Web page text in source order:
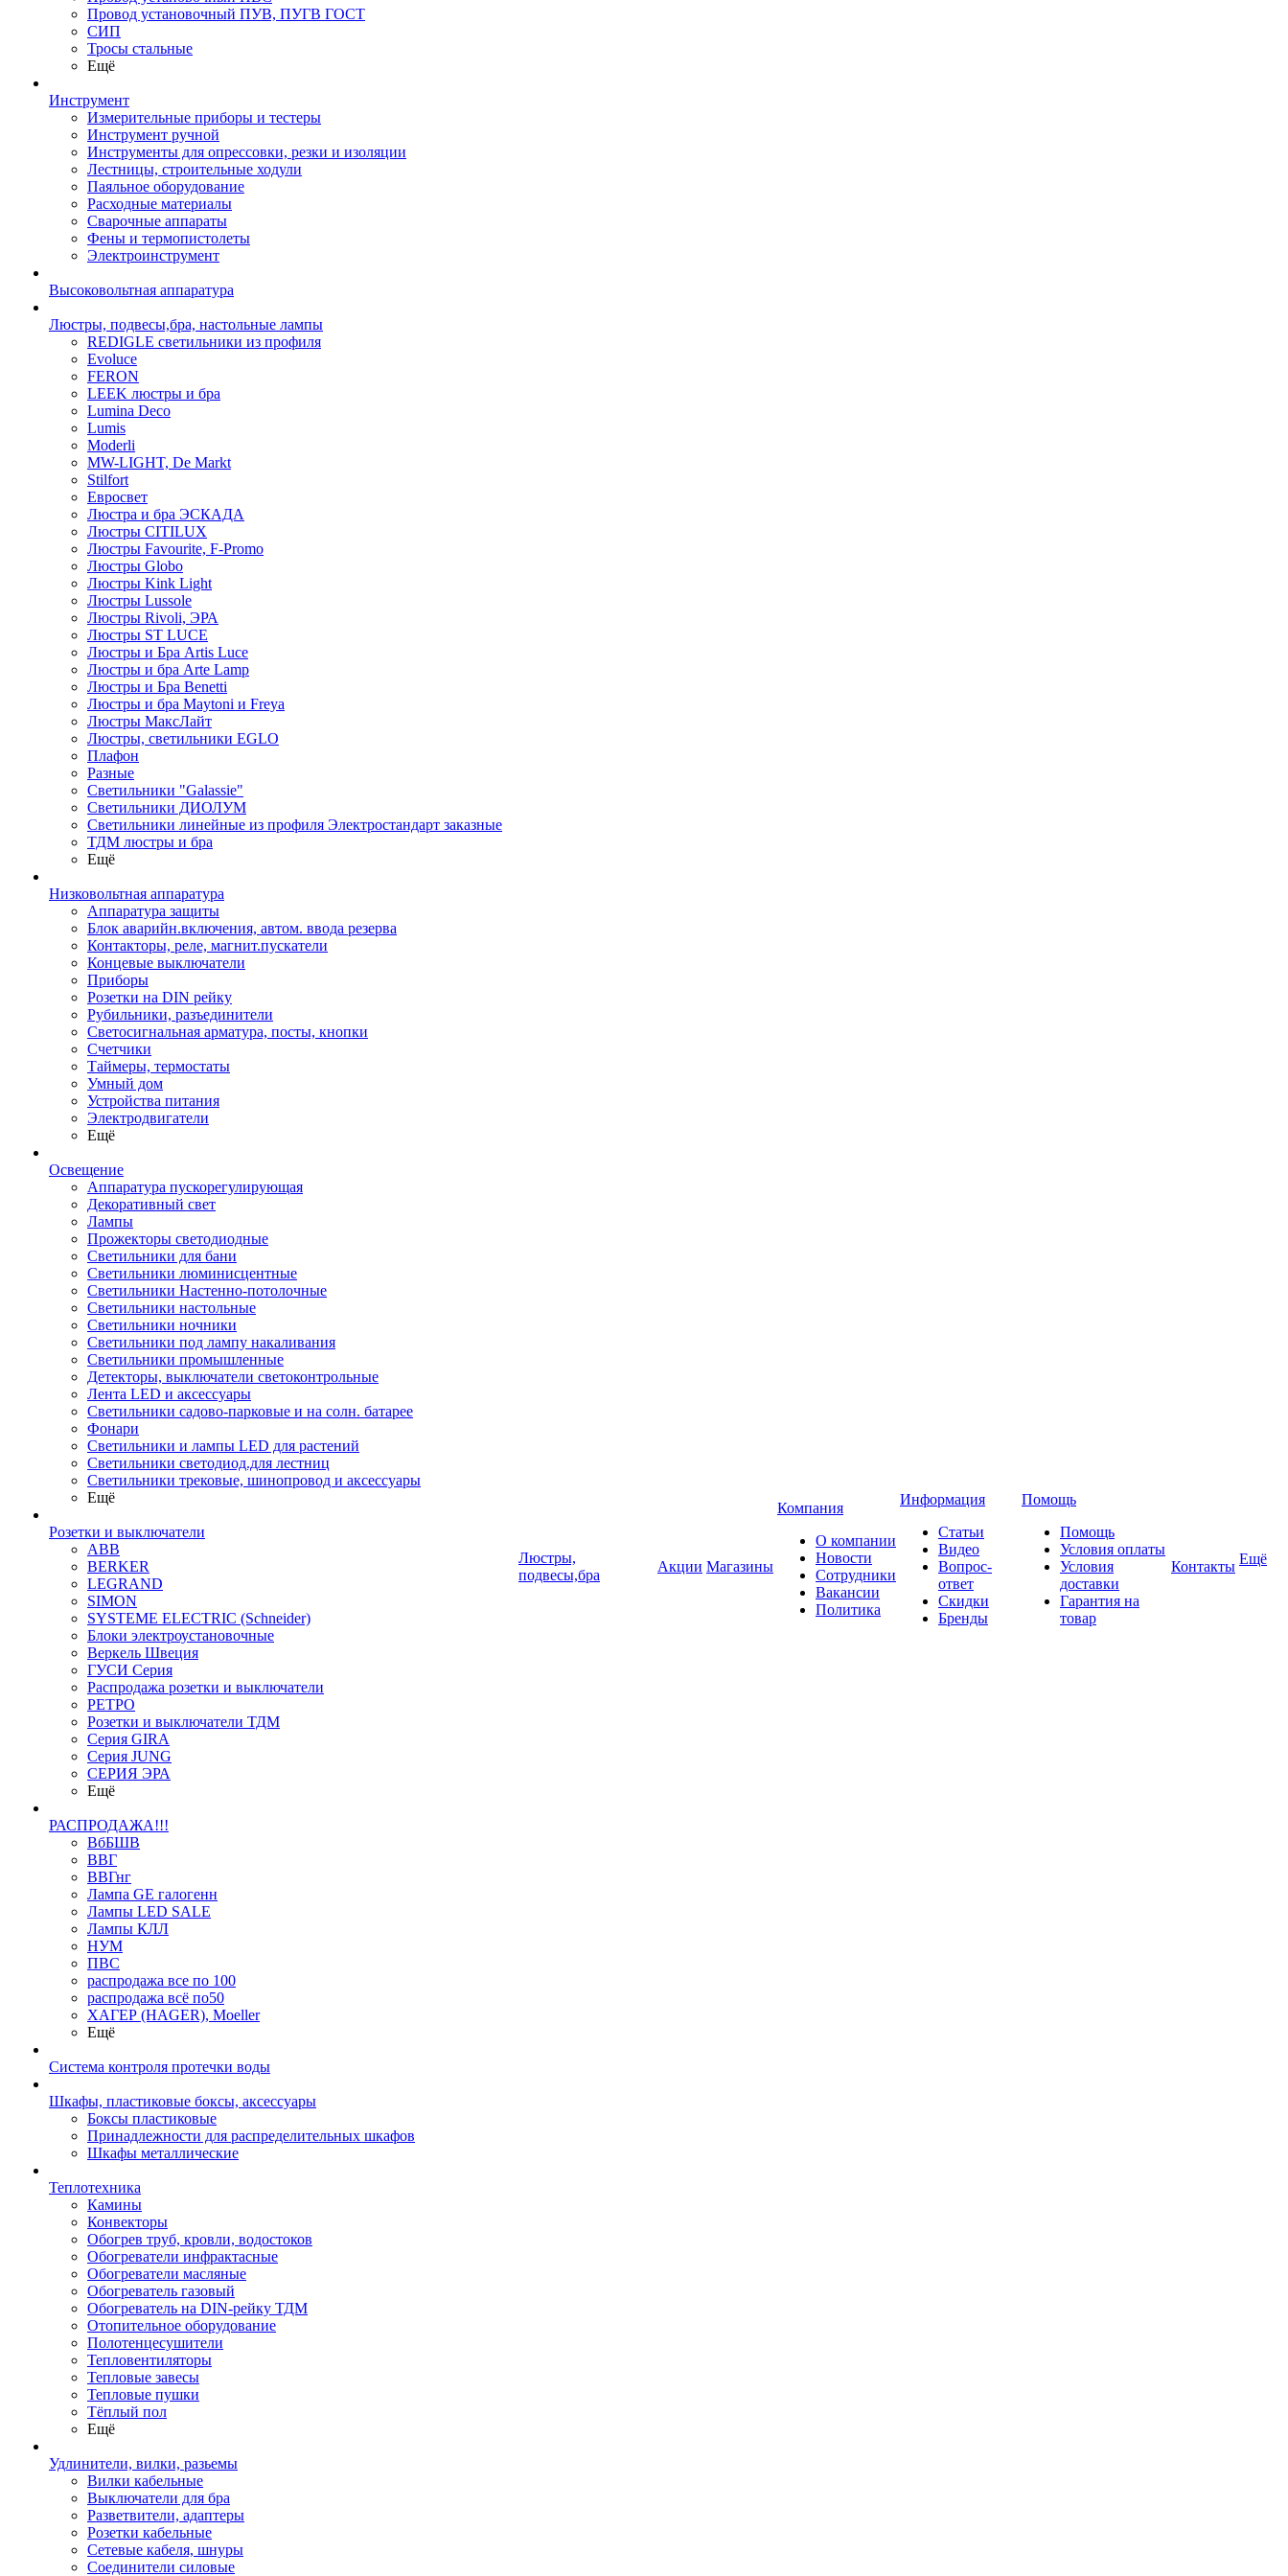
Провод установочный ПУВ, ПУГВ ГОСТ
СИП
Тросы стальные
Ещё
Инструмент
Измерительные приборы и тестеры
Инструмент ручной
Инструменты для опрессовки, резки и изоляции
Лестницы, строительные ходули
Паяльное оборудование
Расходные материалы
Сварочные аппараты
Фены и термопистолеты
Электроинструмент
Высоковольтная аппаратура
Люстры, подвесы,бра, настольные лампы
REDIGLE светильники из профиля
Evoluce
FERON
LEEK люстры и бра
Lumina Deco
Lumis
Moderli
MW-LIGHT, De Markt
Stilfort
Евросвет
Люстра и бра ЭСКАДА
Люстры CITILUX
Люстры Favourite, F-Promo
Люстры Globo
Люстры Kink Light
Люстры Lussole
Люстры Rivoli, ЭРА
Люстры ST LUCE
Люстры и Бра Artis Luce
Люстры и бра Arte Lamp
Люстры и Бра Benetti
Люстры и бра Maytoni и Freya
Люстры МаксЛайт
Люстры, светильники EGLO
Плафон
Разные
Светильники "Galassie"
Светильники ДИОЛУМ
Светильники линейные из профиля Электростандарт заказные
ТДМ люстры и бра
Ещё
Низковольтная аппаратура
Аппаратура защиты
Блок аварийн.включения, автом. ввода резерва
Контакторы, реле, магнит.пускатели
Концевые выключатели
Приборы
Розетки на DIN рейку
Рубильники, разъединители
Светосигнальная арматура, посты, кнопки
Счетчики
Таймеры, термостаты
Умный дом
Устройства питания
Электродвигатели
Ещё
Освещение
Аппаратура пускорегулирующая
Декоративный свет
Лампы
Прожекторы светодиодные
Светильники для бани
Светильники люминисцентные
Светильники Настенно-потолочные
Светильники настольные
Светильники ночники
Светильники под лампу накаливания
Светильники промышленные
Детекторы, выключатели светоконтрольные
Лента LED и аксессуары
Светильники садово-парковые и на солн. батарее
Фонари
Светильники и лампы LED для растений
Светильники светодиод.для лестниц
Светильники трековые, шинопровод и аксессуары
Ещё
Розетки и выключатели
ABB
BERKER
LEGRAND
SIMON
SYSTEME ELECTRIC (Schneider)
Блоки электроустановочные
Веркель Швеция
ГУСИ Серия
Распродажа розетки и выключатели
РЕТРО
Розетки и выключатели ТДМ
Серия GIRA
Серия JUNG
СЕРИЯ ЭРА
Ещё
РАСПРОДАЖА!!!
ВбБШВ
ВВГ
ВВГнг
Лампа GE галогенн
Лампы LED SALE
Лампы КЛЛ
НУМ
ПВС
распродажа все по 100
распродажа всё по50
ХАГЕР (HAGER), Moeller
Ещё
Система контроля протечки воды
Шкафы, пластиковые боксы, аксессуары
Боксы пластиковые
Принадлежности для распределительных шкафов
Шкафы металлические
Теплотехника
Камины
Конвекторы
Обогрев труб, кровли, водостоков
Обогреватели инфрактасные
Обогреватели масляные
Обогреватель газовый
Обогреватель на DIN-рейку ТДМ
Отопительное оборудование
Полотенцесушители
Тепловентиляторы
Тепловые завесы
Тепловые пушки
Тёплый пол
Ещё
Удлинители, вилки, разьемы
Вилки кабельные
Выключатели для бра
Разветвители, адаптеры
Розетки кабельные
Сетевые кабеля, шнуры
Соединители силовые
Люстры,
подвесы,бра
Акции Магазины
Компания
О компании
Новости
Сотрудники
Вакансии
Политика
Информация
Статьи
Видео
Вопрос-
ответ
Скидки
Бренды
Помощь
Помощь
Условия оплаты
Условия
доставки
Гарантия на
товар
Контакты Ещё